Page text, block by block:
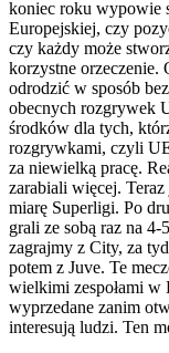
koniec roku wypowie
Europejskiej, czy
czy każdy może
korzystne orzeczenie.
odrodzić w sposób
obecnych rozgrywek
środków dla tych,
rozgrywkami, czyli
za niewielką pracę.
zarabiali więcej.
miarę Superligi. Po
grali ze sobą raz na
zagrajmy z City, za
potem z Juve. Te
wielkimi zespołami
wyprzedane zanim
interesują ludzi. Ten